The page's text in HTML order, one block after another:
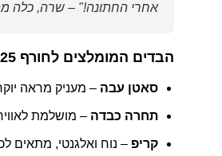
אחרי החתונה!" – שרה, כלה
הבדים המומלצים לחורף 2025
סאטן עבה – מעניק מראה
תחרה כבדה – מושלמת
קריפ – נוח ואלגנטי, מתאים